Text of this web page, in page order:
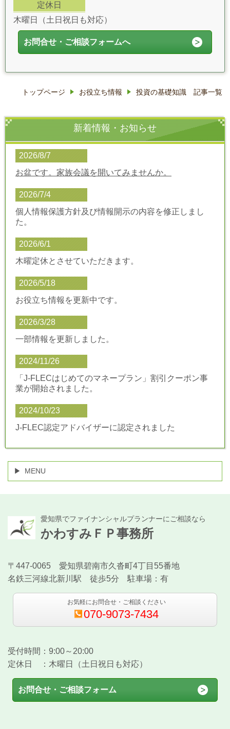
定休日
木曜日（土日祝日も対応）
お問合せ・ご相談フォームへ
トップページ お役立ち情報 投資の基礎知識 記事一覧
新着情報・お知らせ
2026/8/7
お盆です。家族会議を開いてみませんか。
2026/7/4
個人情報保護方針及び情報開示の内容を修正しまし
た。
2026/6/1
木曜定休とさせていただきます。
2026/5/18
お役立ち情報を更新中です。
2026/3/28
一部情報を更新しました。
2024/11/26
「J-FLECはじめてのマネープラン」割引クーポン事
業が開始されました。
2024/10/23
J-FLEC認定アドバイザーに認定されました
MENU
愛知県でファイナンシャルプランナーにご相談なら
かわすみＦＰ事務所
〒447-0065 愛知県碧南市久沓町4丁目55番地
名鉄三河線北新川駅 徒歩5分 駐車場：有
お気軽にお問合せ・ご相談ください
070-9073-7434
受付時間：9:00～20:00
定休日 ：木曜日（土日祝日も対応）
お問合せ・ご相談フォーム